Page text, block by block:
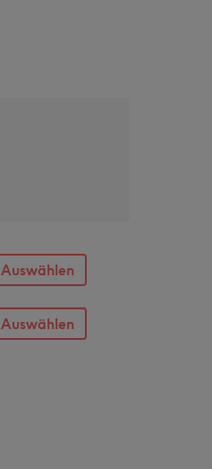
Auswählen
Auswählen